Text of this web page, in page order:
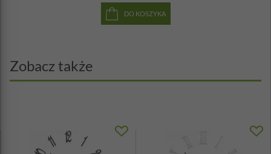
DO KOSZYKA
Zobacz także